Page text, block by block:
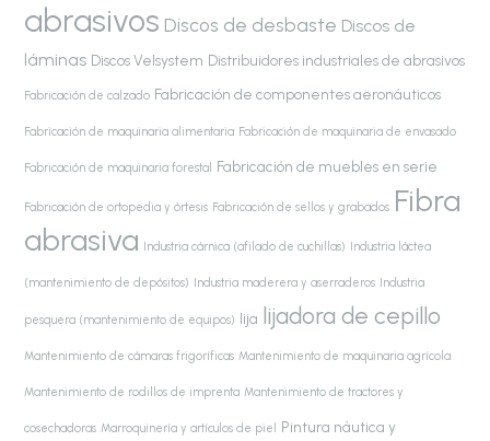
abrasivos Discos de desbaste Discos de
láminas Discos Velsystem Distribuidores industriales de abrasivos
Fabricación de calzado Fabricación de componentes aeronáuticos
Fabricación de maquinaria alimentaria Fabricación de maquinaria de envasado
Fabricación de maquinaria forestal Fabricación de muebles en serie
Fabricación de ortopedia y órtesis Fabricación de sellos y grabados Fibra
abrasiva Industria cárnica (afilado de cuchillas) Industria láctea
(mantenimiento de depósitos) Industria maderera y aserraderos Industria
pesquera (mantenimiento de equipos) lija lijadora de cepillo
Mantenimiento de cámaras frigoríficas Mantenimiento de maquinaria agrícola
Mantenimiento de rodillos de imprenta Mantenimiento de tractores y
cosechadoras Marroquinería y artículos de piel Pintura náutica y